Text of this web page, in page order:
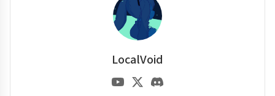
LocalVoid